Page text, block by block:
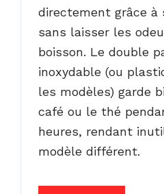
directement grâce
sans laisser les
boisson. Le double
inoxydable (ou
les modèles) garde
café ou le thé
heures, rendant
modèle différent.